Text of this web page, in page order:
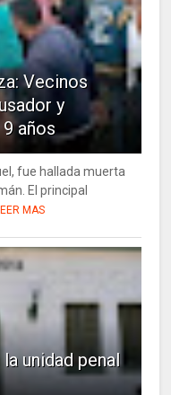
Vecinos
y
años
fue hallada muerta
El principal
MAS
unidad penal